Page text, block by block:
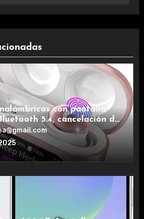
con pantalla
5.4, cancelación de
y de larga duración.